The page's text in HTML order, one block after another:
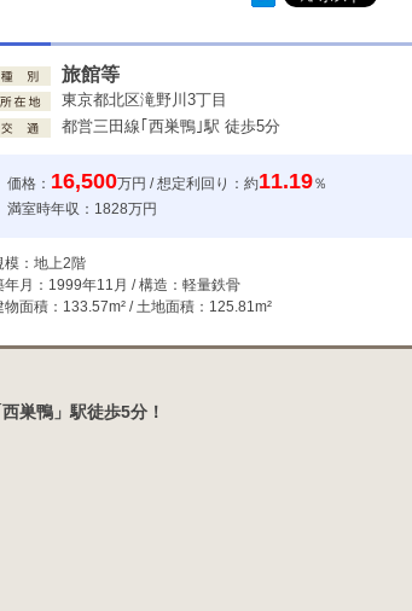
旅館等
東京都北区滝野川3丁目
都営三田線｢西巣鴨｣駅 徒歩5分
価格： 16,500万円 / 想定利回り：約11.19％
満室時年収：1828万円
模：地上2階
年月：1999年11月 / 構造：軽量鉄骨
物面積：133.57m² / 土地面積：125.81m²
巣鴨」駅徒歩5分！